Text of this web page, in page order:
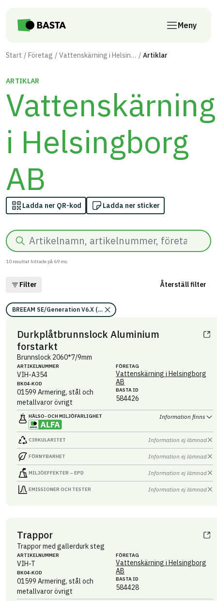
Meny
Start Företag Vattenskärning i Helsingborg AB Artiklar
ARTIKLAR
Vattenskärning
i Helsingborg
AB
Ladda ner QR-kod Ladda ner sticker
Sök
10 resultat hittade på 69 ms.
Filter Återställ filter
BREEAM SE/Generation V6.X (2023)/Kriterium: Mat 07 Farliga ämnen
Durkplåtbrunnslock Aluminium
forstarkt
Brunnslock 2060*7/9mm
ARTIKEL­NUMMER
VIH-A354
BK04-KOD
01599 Armering, stål och
metallvaror övrigt
FÖRETAG
Vattenskärning i Helsingborg
AB
BASTA ID
584426
HÄLSO- OCH MILJÖ­FARLIGHET Information finns
CIRKULARITET Information ej lämnad
FÖRNYBARHET Information ej lämnad
MILJÖEFFEKTER – EPD Information ej lämnad
EMISSIONER OCH TESTER Information ej lämnad
Trappor
Trappor med gallerdurk steg
ARTIKEL­NUMMER
VIH-T
BK04-KOD
01599 Armering, stål och
metallvaror övrigt
FÖRETAG
Vattenskärning i Helsingborg
AB
BASTA ID
584428